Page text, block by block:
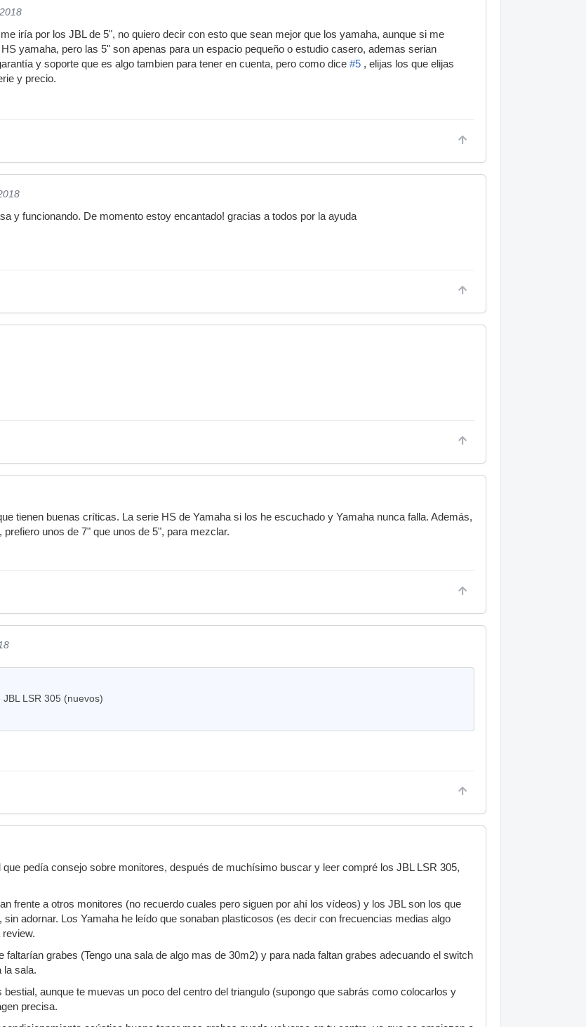
iría por los JBL de 5", no quiero decir con esto que sean mejor que los yamaha, aunque si me
yamaha, pero las 5" son apenas para un espacio pequeño o estudio casero, ademas serian
y soporte que es algo tambien para tener en cuenta, pero como dice #5 , elijas los que elijas
y precio.
y funcionando. De momento estoy encantado! gracias a todos por la ayuda
tienen buenas críticas. La serie HS de Yamaha si los he escuchado y Yamaha nunca falla. Además,
unos de 7" que unos de 5", para mezclar.
LSR 305 (nuevos)
que pedía consejo sobre monitores, después de muchísimo buscar y leer compré los JBL LSR 305,
frente a otros monitores (no recuerdo cuales pero siguen por ahí los vídeos) y los JBL son los que
adornar. Los Yamaha he leído que sonaban plasticosos (es decir con frecuencias medias algo
faltarían grabes (Tengo una sala de algo mas de 30m2) y para nada faltan grabes adecuando el switch
la sala.
bestial, aunque te muevas un poco del centro del triangulo (supongo que sabrás como colocarlos y
precisa.